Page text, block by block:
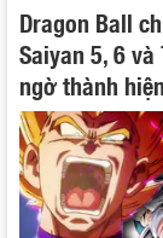
Dragon Ball
Saiyan 5, 6
ngờ thành